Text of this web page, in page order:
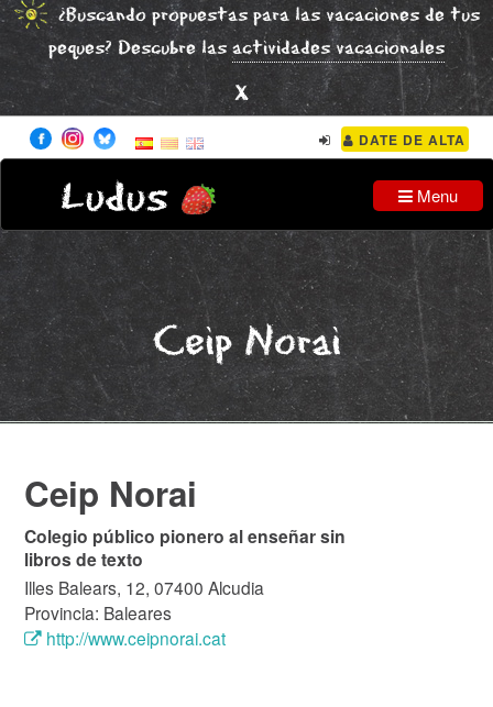
¿Buscando propuestas para las vacaciones de tus
peques? Descubre lasactividades vacacionales
x
DATE DE ALTA
Ludus Menu
Ceip Norai
Ceip Norai
Colegio público pionero al enseñar sin
libros de texto
Illes Balears, 12, 07400 Alcudia
Provincia: Baleares
http://www.ceipnorai.cat